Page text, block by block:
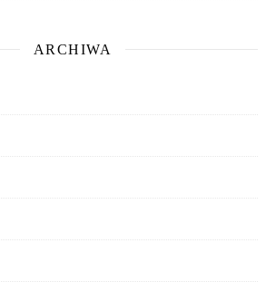
ARCHIWA